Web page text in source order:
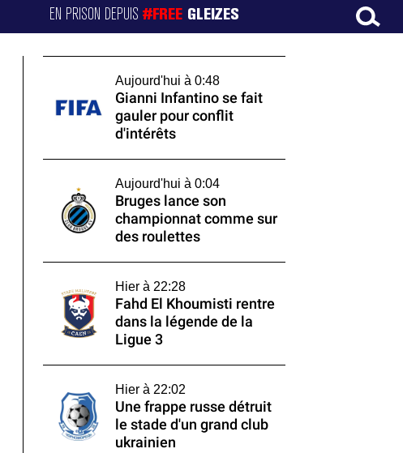
EN PRISON DEPUIS#FREE GLEIZES
Aujourd'hui à 0:48
Gianni Infantino se fait
gauler pour conflit
d'intérêts
Aujourd'hui à 0:04
Bruges lance son
championnat comme sur
des roulettes
Hier à 22:28
Fahd El Khoumisti rentre
dans la légende de la
Ligue 3
Hier à 22:02
Une frappe russe détruit
le stade d'un grand club
ukrainien